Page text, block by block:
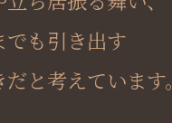
でも引き出す
と考えています。